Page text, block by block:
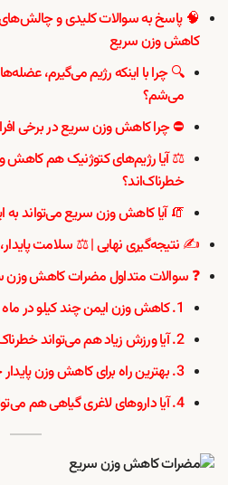
🧠 پاسخ به سوالات کلیدی و چالش‌های
کاهش وزن سریع
🔍 چرا با اینکه رژیم می‌گیرم،
می‌شم؟
⛔ چرا کاهش وزن سریع در برخی
⚖️ آیا رژیم‌های کتوژنیک هم کاهش
خطرناک‌اند؟
🧯 آیا کاهش وزن سریع می‌تواند
✍️ نتیجه‌گیری نهایی | ⚖️ سلامت
❓ سوالات متداول مضرات کاهش وزن
1. کاهش وزن ایمن چند کیلو در ماه است؟
2. آیا ورزش زیاد هم می‌تواند خطرناک باشد؟
3. بهترین راه برای کاهش وزن پایدار چیست؟
4. آیا داروهای لاغری گیاهی هم می‌توانند خطرناک باشند؟